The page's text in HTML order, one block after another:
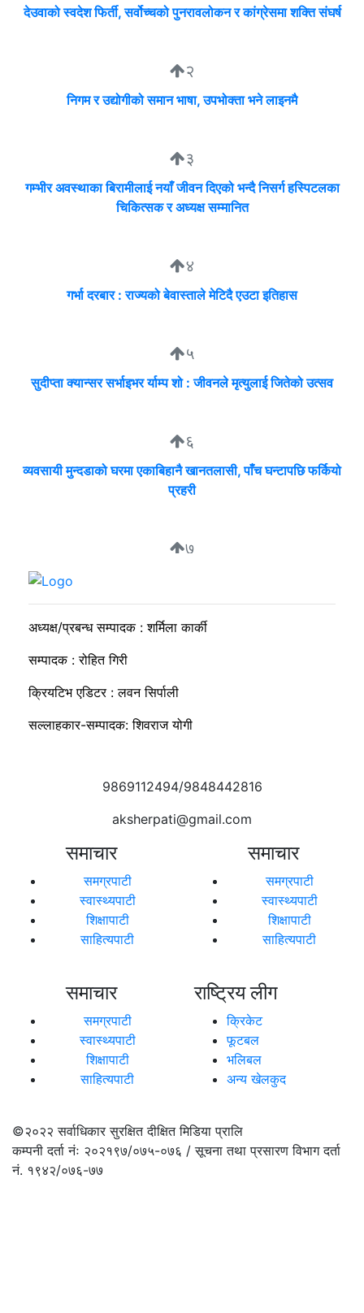
देउवाको स्वदेश फिर्ती, सर्वोच्चको पुनरावलोकन र कांग्रेसमा शक्ति संघर्ष
२
निगम र उद्योगीको समान भाषा, उपभोक्ता भने लाइनमै
३
गम्भीर अवस्थाका बिरामीलाई नयाँ जीवन दिएको भन्दै निसर्ग हस्पिटलका
चिकित्सक र अध्यक्ष सम्मानित
४
गर्भा दरबार : राज्यको बेवास्ताले मेटिदै एउटा इतिहास
५
सुदीप्ता क्यान्सर सर्भाइभर र्याम्प शो : जीवनले मृत्युलाई जितेको उत्सव
६
व्यवसायी मुन्दडाको घरमा एकाबिहानै खानतलासी, पाँच घन्टापछि फर्कियो
प्रहरी
७
मार्भलस स्कुलमा विद्यार्थी नेताहरूलाई नेतृत्व विकास तालिम
अध्यक्ष/प्रबन्ध सम्पादक : शर्मिला कार्की
सम्पादक : रोहित गिरी
क्रियटिभ एडिटर : लवन सिर्पाली
सल्लाहकार-सम्पादक: शिवराज योगी
9869112494/9848442816
aksherpati@gmail.com
समाचार
समग्रपाटी
स्वास्थ्यपाटी
शिक्षापाटी
साहित्यपाटी
समाचार
समग्रपाटी
स्वास्थ्यपाटी
शिक्षापाटी
साहित्यपाटी
समाचार
समग्रपाटी
स्वास्थ्यपाटी
शिक्षापाटी
साहित्यपाटी
राष्ट्रिय लीग
क्रिकेट
फूटबल
भलिबल
अन्य खेलकुद
©२०२२सर्वाधिकार सुरक्षित दीक्षित मिडिया प्रालि
कम्पनी दर्ता नंः २०२१९७/०७५-०७६ / सूचना तथा प्रसारण विभाग दर्ता
नं. १९४२/०७६-७७